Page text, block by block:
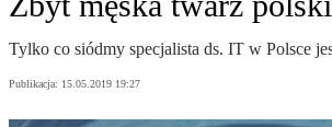
Tylko co siódmy specjalista ds. IT w Polsce
Publikacja: 15.05.2019 19:27